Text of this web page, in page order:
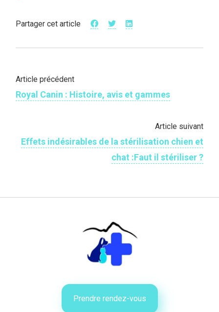
Partager cet article
Article précédent
Royal Canin : Histoire, avis et gammes
Article suivant
Effets indésirables de la stérilisation chien et
chat :Faut il stériliser ?
Prendre rendez-vous